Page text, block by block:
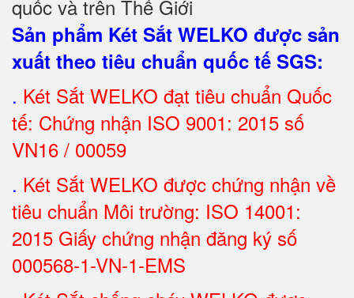
quốc và trên Thế Giới
Sản phẩm Két Sắt WELKO được sản
xuất theo tiêu chuẩn quốc tế SGS:
. Két Sắt WELKO đạt tiêu chuẩn Quốc
tế: Chứng nhận ISO 9001: 2015 số
VN16 / 00059
. Két Sắt WELKO được chứng nhận về
tiêu chuẩn Môi trường: ISO 14001:
2015 Giấy chứng nhận đăng ký số
000568-1-VN-1-EMS